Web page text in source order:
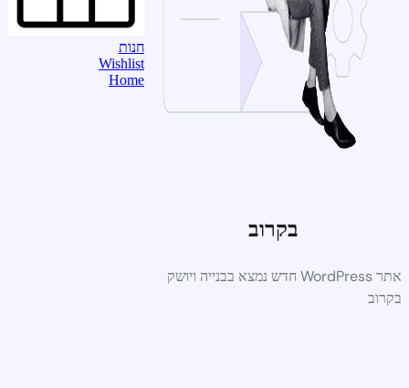
בקרוב
אתר WordPress חדש נמצא בבנייה ויושק
בקרוב
חנות
Wishlist
Home